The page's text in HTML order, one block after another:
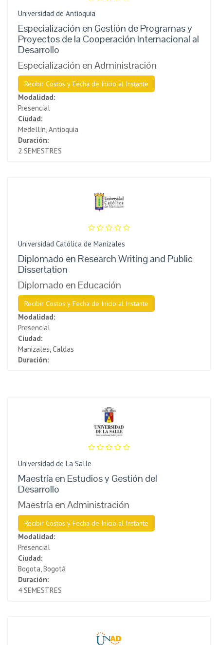
Universidad de Antioquia
Especialización en Gestión de Programas y
Proyectos de la Cooperación Internacional al
Desarrollo
Especialización en Administración
Recibir Costos y Fecha de Inicio al Instante
Modalidad:
Presencial
Ciudad:
Medellín, Antioquia
Duración:
2 SEMESTRES
Universidad Católica de Manizales
Diplomado en Research Writing and Public
Dissertation
Diplomado en Educación
Recibir Costos y Fecha de Inicio al Instante
Modalidad:
Presencial
Ciudad:
Manizales, Caldas
Duración:
Universidad de La Salle
Maestría en Estudios y Gestión del
Desarrollo
Maestría en Administración
Recibir Costos y Fecha de Inicio al Instante
Modalidad:
Presencial
Ciudad:
Bogota, Bogotá
Duración:
4 SEMESTRES